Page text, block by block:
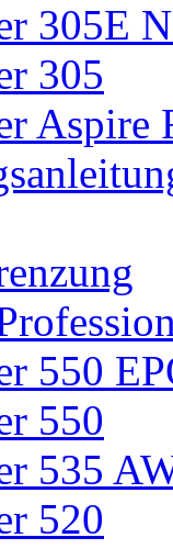
305E
305
Aspire
550
550
535
520